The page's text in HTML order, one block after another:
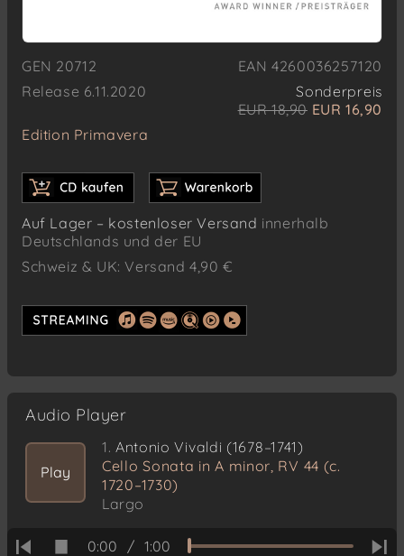
GEN 20712
EAN 4260036257120
Release 6.11.2020
Sonderpreis
EUR 18,90 EUR 16,90
Edition Primavera
Auf Lager – kostenloser Versand innerhalb
Deutschlands und der EU
Schweiz & UK: Versand 4,90 €
Audio Player
Play
1. Antonio Vivaldi (1678–1741)
Cello Sonata in A minor, RV 44 (c.
1720–1730)
Largo
0:00 / 1:00